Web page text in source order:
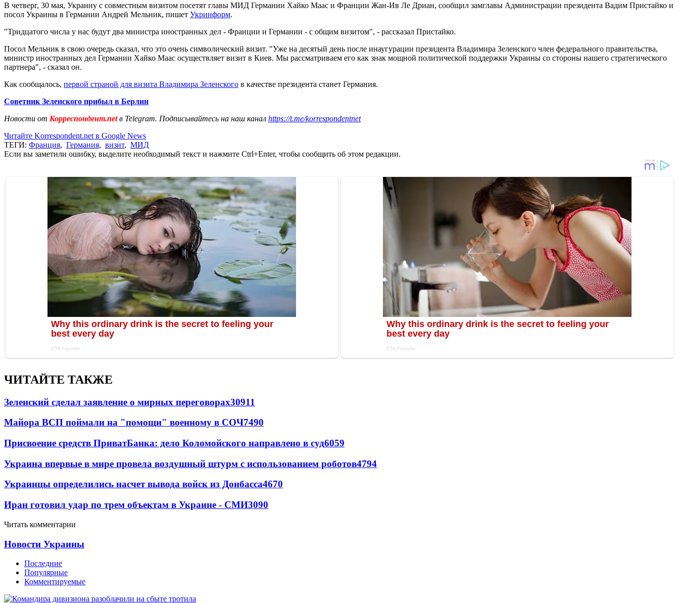
В четверг, 30 мая, Украину с совместным визитом посетят главы МИД Германии Хайко Маас и Франции Жан-Ив Ле Дриан, сообщил замглавы Администрации президента Вадим Пристайко и
посол Украины в Германии Андрей Мельник, пишет Укринформ.
"Тридцатого числа у нас будут два министра иностранных дел - Франции и Германии - с общим визитом", - рассказал Пристайко.
Посол Мельник в свою очередь сказал, что это очень символический визит. "Уже на десятый день после инаугурации президента Владимира Зеленского член федерального правительства,
министр иностранных дел Германии Хайко Маас осуществляет визит в Киев. Мы рассматриваем его как знак мощной политической поддержки Украины со стороны нашего стратегического
партнера", - сказал он.
Как сообщалось, первой страной для визита Владимира Зеленского в качестве президента станет Германия.
Советник Зеленского прибыл в Берлин
Новости от Корреспондент.netв Telegram. Подписывайтесь на наш канал https://t.me/korrespondentnet
Читайте Korrespondent.net в Google News
ТЕГИ: Франция, Германия, визит, МИД
Если вы заметили ошибку, выделите необходимый текст и нажмите Ctrl+Enter, чтобы сообщить об этом редакции.
ЧИТАЙТЕ ТАКЖЕ
Зеленский сделал заявление о мирных переговорах30911
Майора ВСП поймали на "помощи" военному в СОЧ7490
Присвоение средств ПриватБанка: дело Коломойского направлено в суд6059
Украина впервые в мире провела воздушный штурм с использованием роботов4794
Украинцы определились насчет вывода войск из Донбасса4670
Иран готовил удар по трем объектам в Украине - СМИ3090
Читать комментарии
Новости Украины
Последние
Популярные
Комментируемые